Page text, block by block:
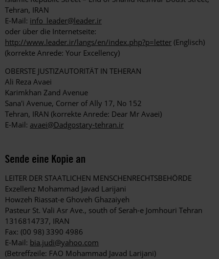
Tehran, IRAN
E-Mail: info_leader@leader.ir
oder über die Internetseite:
http://www.leader.ir/langs/en/index.php?p=letter (Englisch)
(korrekte Anrede: Your Excellency)
OBERSTE JUSTIZAUTORITÄT IN TEHERAN
Ali Reza Avaei
Karimkhan Zand Avenue
Sana'i Avenue, Corner of Ally 17, No 152
Tehran, IRAN (korrekte Anrede: Dear Mr Avaei)
E-Mail: avaei@Dadgostary-tehran.ir
Sende eine Kopie an
LEITER DER STAATLICHEN MENSCHENRECHTSBEHÖRDE
Exzellenz Mohammad Javad Larijani
Howzeh Riassat-e Ghoveh Ghazaiyeh
Pasteur St. Vali Asr Ave., south of Serah-e Jomhouri Tehran
1316814737, IRAN
Fax: (00 98) 3390 4986
E-Mail: bia.judi@yahoo.com
(Betreffzeile: FAO Mohammad Javad Larijani)